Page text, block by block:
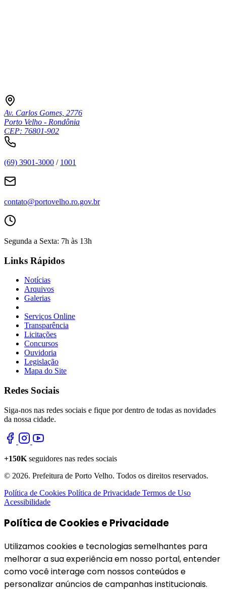
Av. Carlos Gomes, 2776
Porto Velho - Rondônia
CEP: 76801-902
(69) 3901-3000 / 1001
contato@portovelho.ro.gov.br
Segunda a Sexta: 7h às 13h
Links Rápidos
Notícias
Arquivos
Galerias
Serviços Online
Transparência
Licitações
Concursos
Ouvidoria
Legislação
Mapa do Site
Redes Sociais
Siga-nos nas redes sociais e fique por dentro de todas as novidades
da nossa cidade.
+150K seguidores nas redes sociais
© 2026. Prefeitura de Porto Velho. Todos os direitos reservados.
Política de Cookies Política de Privacidade Termos de Uso
Acessibilidade
Política de Cookies e Privacidade
Utilizamos cookies e tecnologias semelhantes para
melhorar a sua experiência em nosso portal, entender
como você interage com nossos conteúdos e
personalizar anúncios de campanhas institucionais.